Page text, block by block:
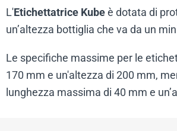
L'Etichettatrice Kubeè dotata di
un’altezza bottiglia che va da un
Le specifiche massime per le
170 mm e un'altezza di 200 mm,
lunghezza massima di 40 mm e